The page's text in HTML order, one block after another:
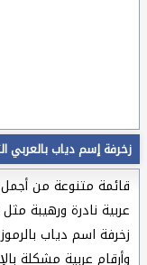
زخرفة إسم دياب بالعربي
قائمة متنوعة من
عربية نادرة ورهيبة
زخرفة اسم دياب
وأرقام عربية مشكلة